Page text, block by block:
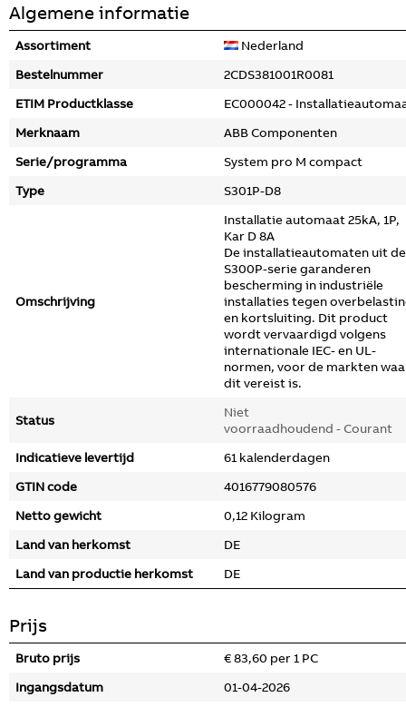
Algemene informatie
Assortiment
Nederland
Bestelnummer
2CDS381001R0081
ETIM Productklasse
EC000042 -
Merknaam
ABB Componenten
Serie/programma
System pro M compact
Type
S301P-D8
Omschrijving
Installatie automaat 25kA, 1P,
Kar D 8A
De installatieautomaten uit de
S300P-serie garanderen
bescherming in industriële
installaties tegen
en kortsluiting. Dit product
wordt vervaardigd volgens
internationale IEC- en UL-
normen, voor de markten
dit vereist is.
Status
Niet
voorraadhoudend - Courant
Indicatieve levertijd
61 kalenderdagen
GTIN code
4016779080576
Netto gewicht
0,12 Kilogram
Land van herkomst
DE
Land van productie herkomst
DE
Prijs
Bruto prijs
€ 83,60 per 1 PC
Ingangsdatum
01-04-2026